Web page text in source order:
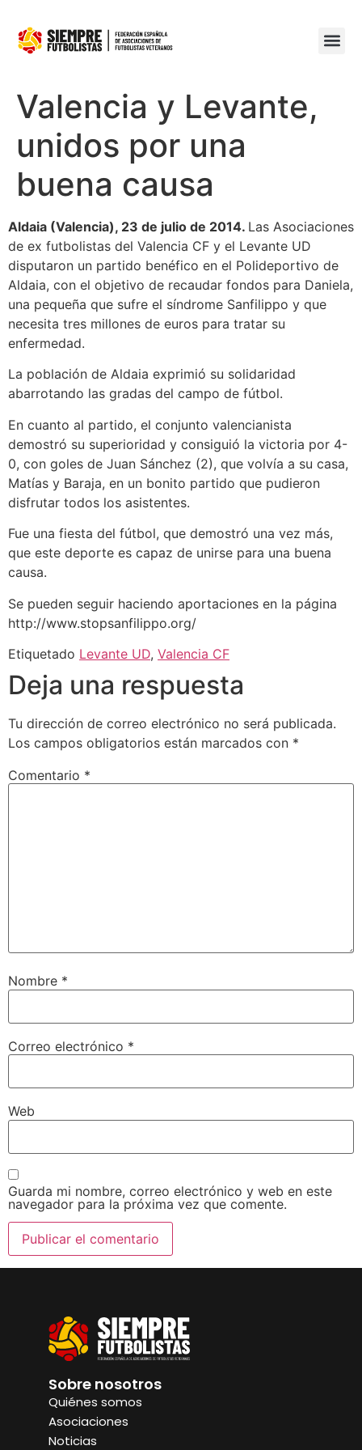
Valencia y Levante,
unidos por una
buena causa
Aldaia (Valencia), 23 de julio de 2014. Las Asociaciones
de ex futbolistas del Valencia CF y el Levante UD
disputaron un partido benéfico en el Polideportivo de
Aldaia, con el objetivo de recaudar fondos para Daniela,
una pequeña que sufre el síndrome Sanfilippo y que
necesita tres millones de euros para tratar su
enfermedad.
La población de Aldaia exprimió su solidaridad
abarrotando las gradas del campo de fútbol.
En cuanto al partido, el conjunto valencianista
demostró su superioridad y consiguió la victoria por 4-
0, con goles de Juan Sánchez (2), que volvía a su casa,
Matías y Baraja, en un bonito partido que pudieron
disfrutar todos los asistentes.
Fue una fiesta del fútbol, que demostró una vez más,
que este deporte es capaz de unirse para una buena
causa.
Se pueden seguir haciendo aportaciones en la página
http://www.stopsanfilippo.org/
Etiquetado Levante UD, Valencia CF
Deja una respuesta
Tu dirección de correo electrónico no será publicada.
Los campos obligatorios están marcados con *
Comentario *
Nombre *
Correo electrónico *
Web
Guarda mi nombre, correo electrónico y web en este
navegador para la próxima vez que comente.
Sobre nosotros
Quiénes somos
Asociaciones
Noticias